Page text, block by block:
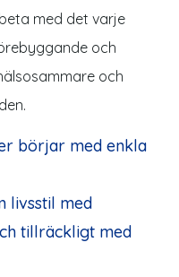
med det varje
och
och
börjar med enkla
livsstil med
tillräckligt med